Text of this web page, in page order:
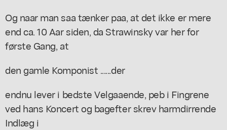
Og naar man saa tænker paa, at det ikke er mere
end ca. 10 Aar siden, da Strawinsky var her for
første Gang, at
den gamle Komponist ......der
endnu lever i bedste Velgaaende, peb i Fingrene
ved hans Koncert og bagefter skrev harmdirrende
Indlæg i